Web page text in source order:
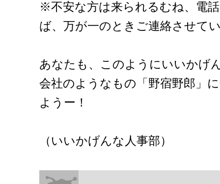
※不安な方は来られるむね、電
ば、万が一のときご連絡させて
あなたも、このようにいいかげ
会社のようなもの「野宿野郎」
ようー！
（いいかげんな人事部）